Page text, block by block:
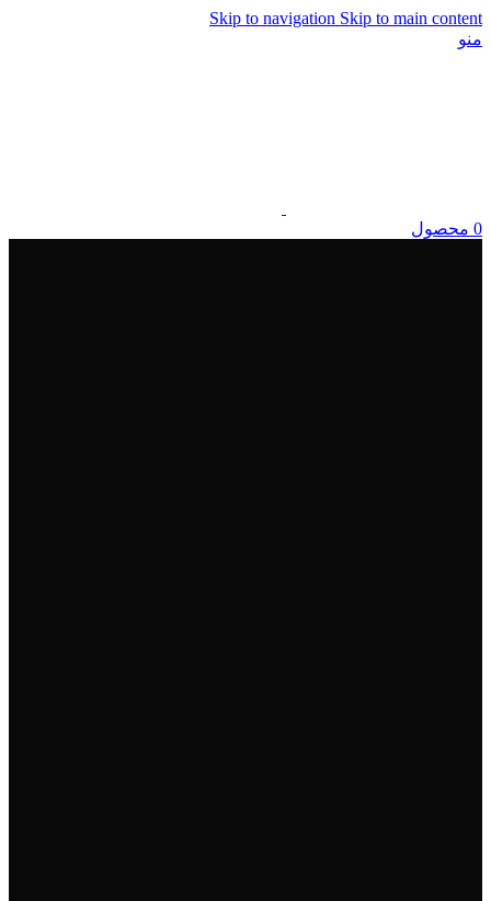
Skip to navigation Skip to main content
منو
0 محصول